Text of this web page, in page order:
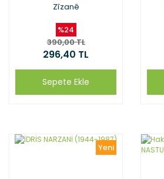
Zîzanê
%24
390,00 TL
296,40 TL
Sepete Ekle
Yeni